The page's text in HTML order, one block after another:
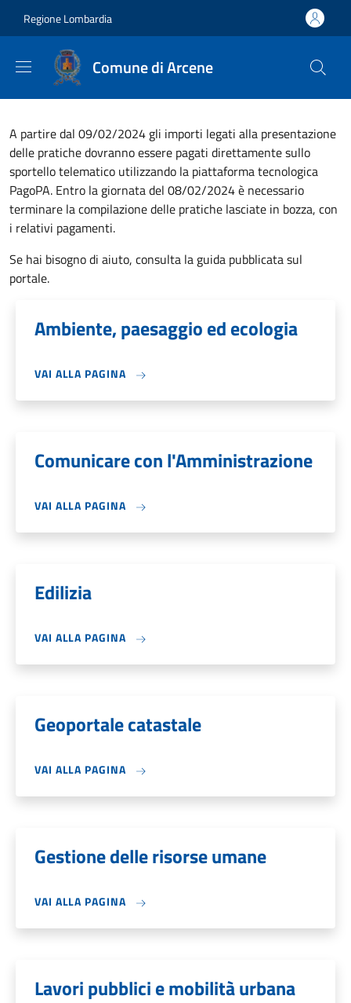
Regione Lombardia
Comune di Arcene
A partire dal 09/02/2024 gli importi legati alla presentazione
delle pratiche dovranno essere pagati direttamente sullo
sportello telematico utilizzando la piattaforma tecnologica
PagoPA. Entro la giornata del 08/02/2024 è necessario
terminare la compilazione delle pratiche lasciate in bozza, con
i relativi pagamenti.
Se hai bisogno di aiuto, consulta la guida pubblicata sul
portale.
Ambiente, paesaggio ed ecologia
VAI ALLA PAGINA
Comunicare con l'Amministrazione
VAI ALLA PAGINA
Edilizia
VAI ALLA PAGINA
Geoportale catastale
VAI ALLA PAGINA
Gestione delle risorse umane
VAI ALLA PAGINA
Lavori pubblici e mobilità urbana